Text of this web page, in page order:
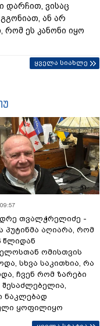
დარჩით, ვისაც
ან არ
რომ ეს კანონი იყო
ყველა სიახლე
თვალჭრელიძე -
პუტინმა აღიარა, რომ
წლიდან
ომისთვის
სხვა საკითხია, რა
ჩვენ რომ ზარები
შესაძლებელია,
ნაკლებად
ყოფილიყო